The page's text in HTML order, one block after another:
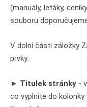
(manuály, letáky,
souboru
V dolní části záložky
prvky:
► Titulek stránky -
co vyplníte do